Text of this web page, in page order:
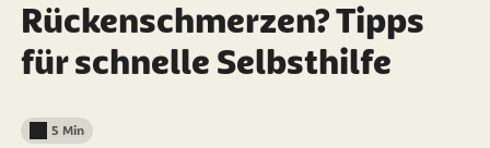
Rückenschmerzen? Tipps
für schnelle Selbsthilfe
Lesedauer weniger als
5 Min